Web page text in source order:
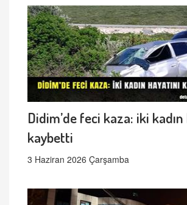
Didim’de feci kaza: iki kadın
kaybetti
3 Haziran 2026 Çarşamba